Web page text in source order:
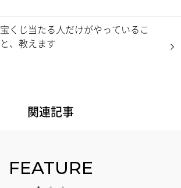
宝くじ当たる人だけがやっているこ
と、教えます
関連記事
FEATURE